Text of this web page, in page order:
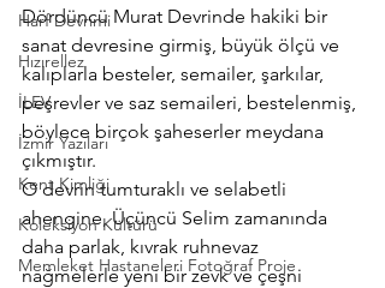
Harf Devrimi
Hızırellez
İLEV
İzmir Yazıları
Kent Kimliği
Koleksiyon Kültürü
Memleket Hastaneleri Fotoğraf Proje
Dördüncü Murat Devrinde hakiki bir
sanat devresine girmiş, büyük ölçü ve
kalıplarla besteler, semailer, şarkılar,
peşrevler ve saz semaileri, bestelenmiş,
böylece birçok şaheserler meydana
çıkmıştır.
O devrin tumturaklı ve selabetli
ahengine, Üçüncü Selim zamanında
daha parlak, kıvrak ruhnevaz
nağmelerle yeni bir zevk ve çeşni